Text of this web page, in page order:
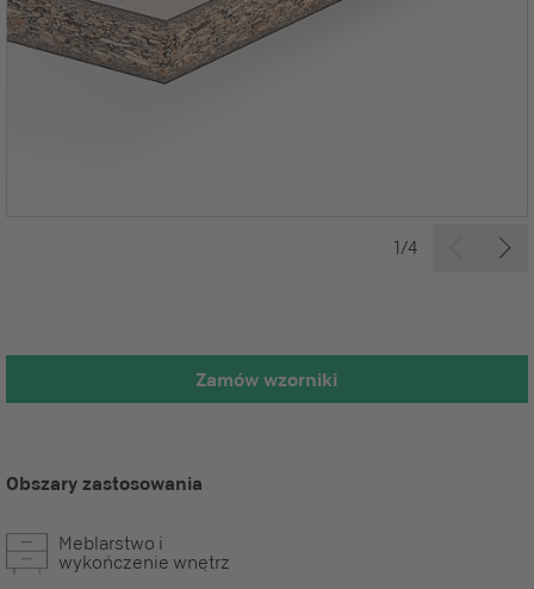
1/4
Zamów wzorniki
Obszary zastosowania
Meblarstwo i
wykończenie wnętrz